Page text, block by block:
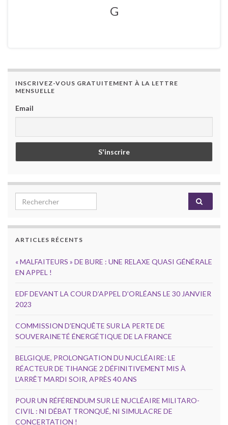
G
INSCRIVEZ-VOUS GRATUITEMENT À LA LETTRE
MENSUELLE
Email
Search for:
ARTICLES RÉCENTS
« MALFAITEURS » DE BURE : UNE RELAXE QUASI GÉNÉRALE
EN APPEL !
EDF DEVANT LA COUR D’APPEL D’ORLÉANS LE 30 JANVIER
2023
COMMISSION D’ENQUÊTE SUR LA PERTE DE
SOUVERAINETÉ ÉNERGÉTIQUE DE LA FRANCE
BELGIQUE, PROLONGATION DU NUCLÉAIRE: LE
RÉACTEUR DE TIHANGE 2 DÉFINITIVEMENT MIS À
L’ARRÊT MARDI SOIR, APRÈS 40 ANS
POUR UN RÉFÉRENDUM SUR LE NUCLÉAIRE MILITARO-
CIVIL : NI DÉBAT TRONQUÉ, NI SIMULACRE DE
CONCERTATION !